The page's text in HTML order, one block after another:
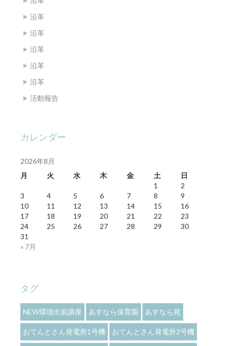
沿革
沿革
沿革
沿革
沿革
活動報告
カレンダー
2026年8月
月
火 水 木 金 土 日
« 7月
1
2
3
4 5 6 7 8
9
10
11 12 13 14 15
16
17
18 19 20 21 22
23
24
25 26 27 28 29
30
31
タグ
NEW環境出前講座 あすなら保育園 あすなら苑
おてんとさん発電所1号機 おてんとさん発電所2号機